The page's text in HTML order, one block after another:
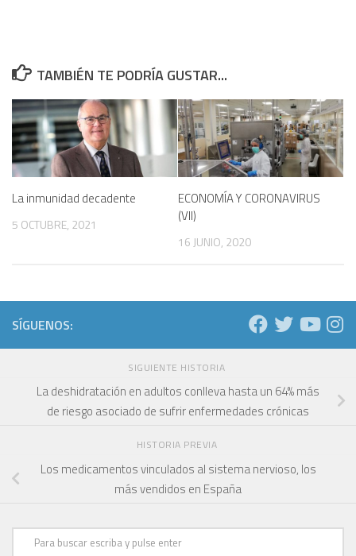
TAMBIÉN TE PODRÍA GUSTAR...
La inmunidad decadente
5 OCTUBRE, 2021
ECONOMÍA Y CORONAVIRUS
(VII)
16 JUNIO, 2020
SÍGUENOS:
SIGUIENTE HISTORIA
La deshidratación en adultos conlleva hasta un 64% más
de riesgo asociado de sufrir enfermedades crónicas
HISTORIA PREVIA
Los medicamentos vinculados al sistema nervioso, los
más vendidos en España